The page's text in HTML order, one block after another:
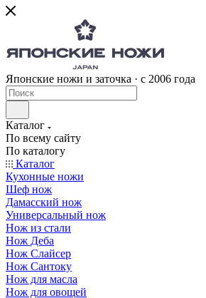
Японские ножи и заточка · с 2006 года
Каталог
По всему сайту
По каталогу
Каталог
Кухонные ножи
Шеф нож
Дамасский нож
Универсальный нож
Нож из стали
Нож Деба
Нож Слайсер
Нож Сантоку
Нож для масла
Нож для овощей